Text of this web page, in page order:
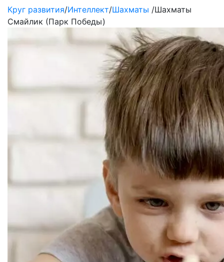
Круг развития/Интеллект/Шахматы /Шахматы
Смайлик (Парк Победы)